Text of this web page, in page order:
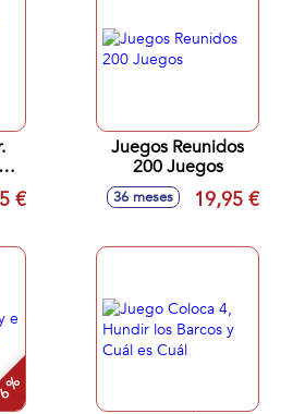
€
Juegos Reunidos
200 Juegos
36 meses 19,95 €
%